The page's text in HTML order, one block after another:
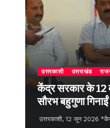
उत्तरकाशी उत्तराखंड
केंद्र सरकार के 12
सौरभ बहुगुणा
उत्तरकाशी, 12 जून 2026